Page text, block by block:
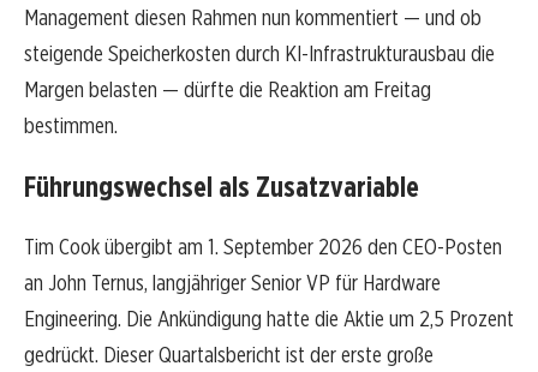
Management diesen Rahmen nun kommentiert — und ob
steigende Speicherkosten durch KI-Infrastrukturausbau die
Margen belasten — dürfte die Reaktion am Freitag
bestimmen.
Führungswechsel als Zusatzvariable
Tim Cook übergibt am 1. September 2026 den CEO-Posten
an John Ternus, langjähriger Senior VP für Hardware
Engineering. Die Ankündigung hatte die Aktie um 2,5 Prozent
gedrückt. Dieser Quartalsbericht ist der erste große